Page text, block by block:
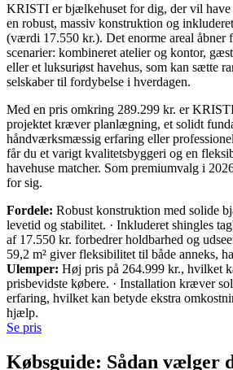
KRISTI er bjælkehuset for dig, der vil have
en robust, massiv konstruktion og
(værdi 17.550 kr.). Det enorme areal åbner
scenarier: kombineret atelier og kontor,
eller et luksuriøst havehus, som kan sætte
selskaber til fordybelse i hverdagen.
Med en pris omkring 289.299 kr. er
projektet kræver planlægning, et solidt
håndværksmæssig erfaring eller
får du et varigt kvalitetsbyggeri og en
havehuse matcher. Som premiumvalg i
for sig.
Fordele: Robust konstruktion med solide
levetid og stabilitet. · Inkluderet shingles
af 17.550 kr. forbedrer holdbarhed og
59,2 m² giver fleksibilitet til både anneks,
Ulemper: Høj pris på 264.999 kr., hvilket
prisbevidste købere. · Installation kræver
erfaring, hvilket kan betyde ekstra
hjælp.
Se pris
Købsguide: Sådan vælger